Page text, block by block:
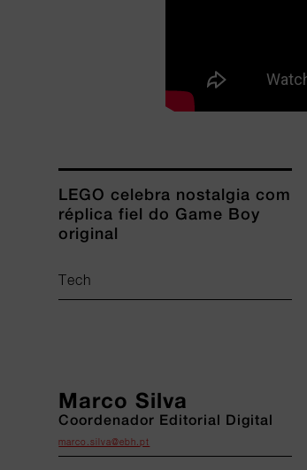
LEGO celebra nostalgia com
réplica fiel do Game Boy
original
Tech
Marco Silva
Coordenador Editorial Digital
marco.silva@ebh.pt